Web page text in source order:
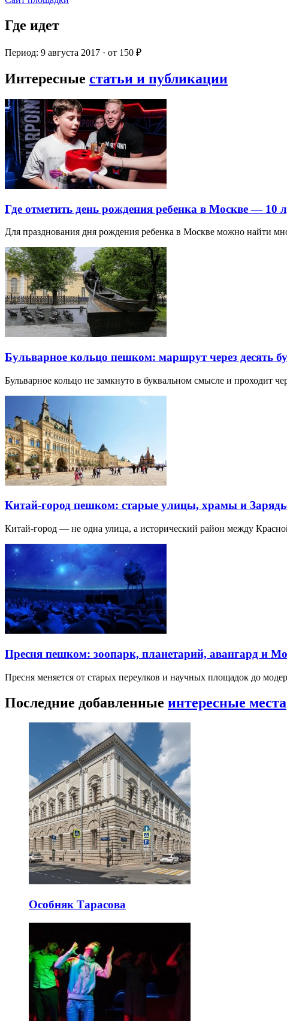
Где идет
Период: 9 августа 2017 · от 150 ₽
Интересные статьи и публикации
Где отметить день рождения ребенка в Москве — 10
Для празднования дня рождения ребенка в Москве можно найти
Бульварное кольцо пешком: маршрут через десять
Бульварное кольцо не замкнуто в буквальном смысле и
Китай-город пешком: старые улицы, храмы и
Китай-город — не одна улица, а исторический район между
Пресня пешком: зоопарк, планетарий, авангард и
Пресня меняется от старых переулков и научных площадок до
Последние добавленные интересные места
Особняк Тарасова